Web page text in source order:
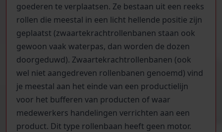
goederen te verplaatsen. Ze bestaan uit een reeks
rollen die meestal in een licht hellende positie zijn
geplaatst (zwaartekrachtrollenbanen staan ook
gewoon vaak waterpas, dan worden de dozen
doorgeduwd). Zwaartekrachtrollenbanen (ook
wel niet aangedreven rollenbanen genoemd) vind
je meestal aan het einde van een productielijn
voor het bufferen van producten of waar
medewerkers handelingen verrichten aan een
product. Dit type rollenbaan heeft geen motor.